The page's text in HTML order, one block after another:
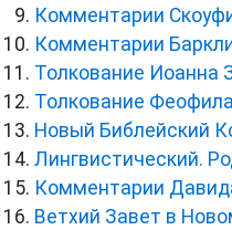
Комментарии
Комментарии
Толкование Иоанна
Толкование
Новый Библейский
Лингвистический.
Комментарии
Ветхий Завет в